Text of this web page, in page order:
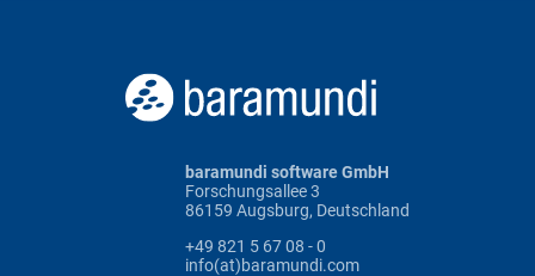
baramundi software GmbH
Forschungsallee 3
86159 Augsburg, Deutschland
+49 821 5 67 08 - 0
info(at)baramundi.com